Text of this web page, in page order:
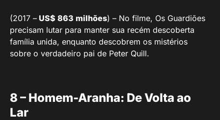
(2017 – US$ 863 milhões) – No filme, Os Guardiões
precisam lutar para manter sua recém descoberta
família unida, enquanto descobrem os mistérios
sobre o verdadeiro pai de Peter Quill.
8 – Homem-Aranha: De Volta ao
Lar